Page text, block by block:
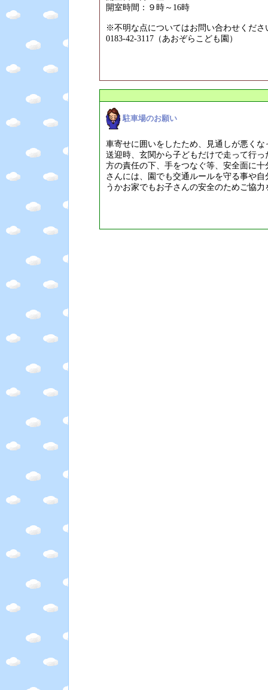
開室時間：９時～16時
※不明な点についてはお問い合わせくださ
0183-42-3117（あおぞらこども園）
駐車場のお願い
車寄せに囲いをしたため、見通しが悪くな
送迎時、玄関から子どもだけで走って行
方の責任の下、手をつなぐ等、安全面に
さんには、園でも交通ルールを守る事や
うかお家でもお子さんの安全のためご協